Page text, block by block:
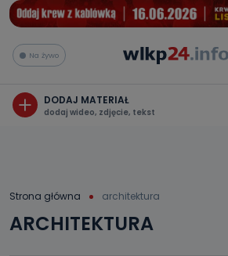
Na żywo
DODAJ MATERIAŁ
dodaj wideo, zdjęcie, tekst
Strona główna architektura
ARCHITEKTURA